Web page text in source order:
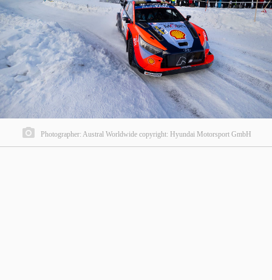
Photographer: Austral Worldwide copyright: Hyundai Motorsport GmbH